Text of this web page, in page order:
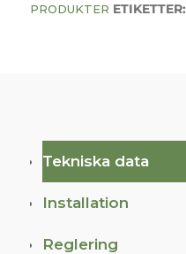
PRODUKTER ETIKETTER:
Tekniska data
Installation
Reglering